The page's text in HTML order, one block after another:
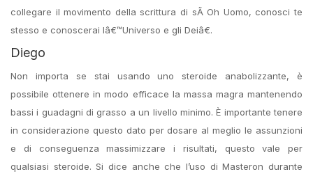
collegare il movimento della scrittura di sÃ Oh Uomo, conosci te
stesso e conoscerai lâ€™Universo e gli Deiâ€.
Diego
Non importa se stai usando uno steroide anabolizzante, è
possibile ottenere in modo efficace la massa magra mantenendo
bassi i guadagni di grasso a un livello minimo. È importante tenere
in considerazione questo dato per dosare al meglio le assunzioni
e di conseguenza massimizzare i risultati, questo vale per
qualsiasi steroide. Si dice anche che l’uso di Masteron durante